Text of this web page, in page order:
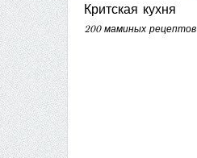
Критская кухня
200 маминых рецептов